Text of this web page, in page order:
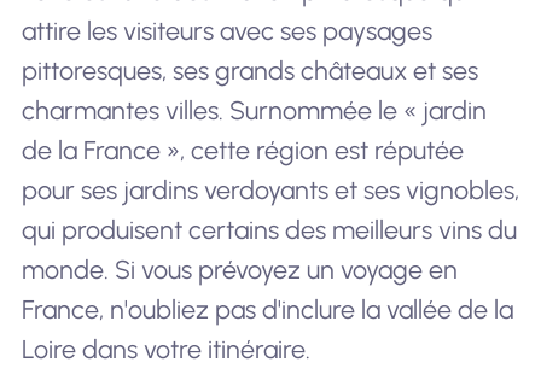
attire les visiteurs avec ses paysages
pittoresques, ses grands châteaux et ses
charmantes villes. Surnommée le « jardin
de la France », cette région est réputée
pour ses jardins verdoyants et ses vignobles,
qui produisent certains des meilleurs vins du
monde. Si vous prévoyez un voyage en
France, n'oubliez pas d'inclure la vallée de la
Loire dans votre itinéraire.